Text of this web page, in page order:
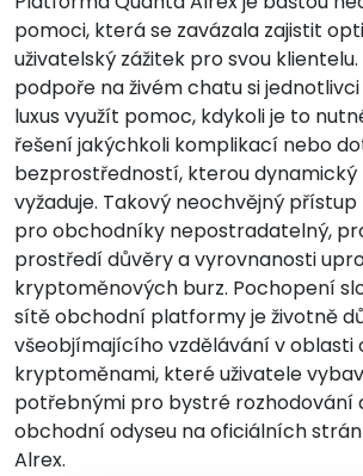
pomoci, která se zavázala zajistit
uživatelský zážitek pro svou
podpoře na živém chatu si
luxus využít pomoc, kdykoli je to
řešení jakýchkoli komplikací nebo
bezprostředností, kterou
vyžaduje. Takový neochvějný
pro obchodníky nepostradatelný,
prostředí důvěry a vyrovnanosti
kryptoměnových burz. Pochopení
sítě obchodní platformy je životně
všeobjímajícího vzdělávání v oblasti
kryptoměnami, které uživatele
potřebnými pro bystré rozhodování
obchodní odyseu na oficiálních
Alrex.